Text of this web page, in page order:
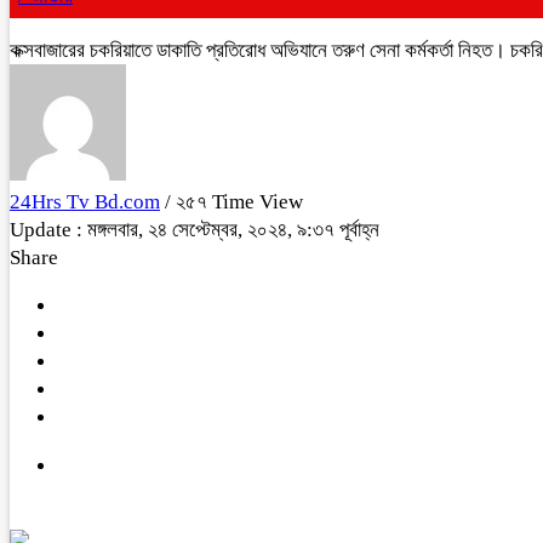
কক্সবাজারের চকরিয়াতে ডাকাতি প্রতিরোধ অভিযানে তরুণ সেনা কর্মকর্তা নিহত।
24Hrs Tv Bd.com / ২৫৭ Time View
Update : মঙ্গলবার, ২৪ সেপ্টেম্বর, ২০২৪, ৯:৩৭ পূর্বাহ্ন
Share